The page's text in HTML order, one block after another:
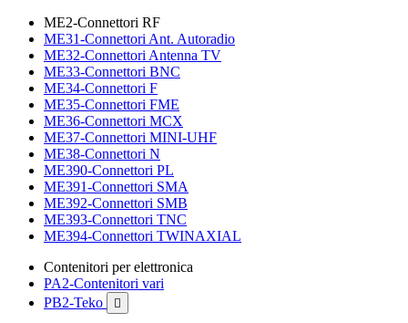
ME2-Connettori RF
ME31-Connettori Ant. Autoradio
ME32-Connettori Antenna TV
ME33-Connettori BNC
ME34-Connettori F
ME35-Connettori FME
ME36-Connettori MCX
ME37-Connettori MINI-UHF
ME38-Connettori N
ME390-Connettori PL
ME391-Connettori SMA
ME392-Connettori SMB
ME393-Connettori TNC
ME394-Connettori TWINAXIAL
Contenitori per elettronica
PA2-Contenitori vari
PB2-Teko
